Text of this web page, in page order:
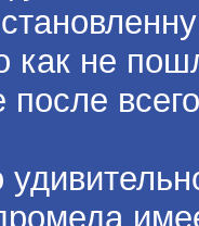
как не
после